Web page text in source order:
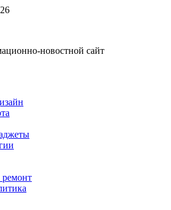
новостной сайт
ремонт